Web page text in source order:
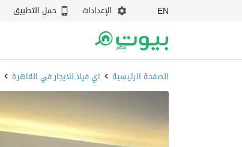
EN الإعدادات حمل التطبيق
الصفحة الرئيسية اي فيلا للايجار في القاهرة